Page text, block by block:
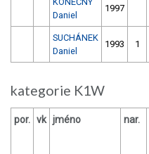
Daniel
1997
SUCHÁNEK
Daniel
1993 1
kategorie K1W
por. vk jméno nar.